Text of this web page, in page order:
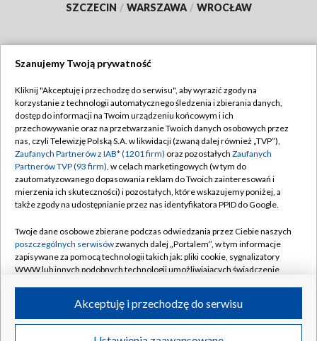
SZCZECIN / WARSZAWA / WROCŁAW
TVP
Abonament TVP
Emisja w TVP
Centrum informacji TVP
Naziemna Telewizja Cyfrowa
Rada Programowa
System NOS
Informacje o nadawcy
Program dla prasy
Regulamin TVP
Polityka prywatności
Moje zgody
Pomoc
Kontakt
Kanały
©2026 Telewizja Polska S.A. w likwidacji
Szanujemy Twoją prywatność
Kliknij "Akceptuję i przechodzę do serwisu", aby wyrazić zgody na
korzystanie z technologii automatycznego śledzenia i zbierania danych,
dostęp do informacji na Twoim urządzeniu końcowym i ich
przechowywanie oraz na przetwarzanie Twoich danych osobowych przez
nas, czyli Telewizję Polską S.A. w likwidacji (zwaną dalej również „TVP”),
Zaufanych Partnerów z IAB* (1201 firm) oraz pozostałych Zaufanych
Partnerów TVP (93 firm), w celach marketingowych (w tym do
zautomatyzowanego dopasowania reklam do Twoich zainteresowań i
mierzenia ich skuteczności) i pozostałych, które wskazujemy poniżej, a
także zgody na udostępnianie przez nas identyfikatora PPID do Google.
Twoje dane osobowe zbierane podczas odwiedzania przez Ciebie naszych
poszczególnych serwisówzwanych dalej „Portalem”, w tym informacje
zapisywane za pomocą technologii takich jak: pliki cookie, sygnalizatory
WWW lub innych podobnych technologii umożliwiających świadczenie
ruchu w Internecie.
Twoje dane osobowe zbierane podczas odwiedzania przez Ciebie
Akceptuję i przechodzę do serwisu